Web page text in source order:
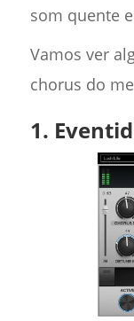
som quente
Vamos ver
chorus do
1.